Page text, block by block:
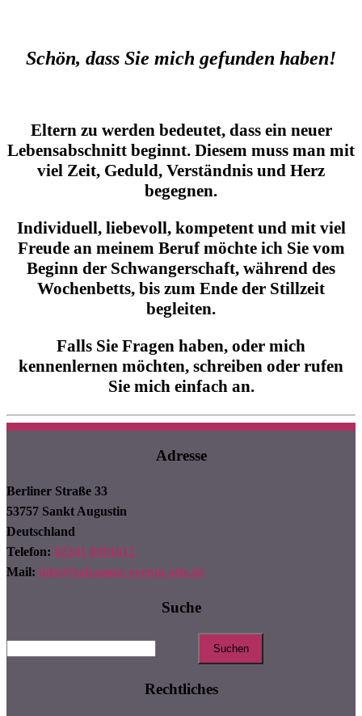
Schön, dass Sie mich gefunden haben!
Eltern zu werden bedeutet, dass ein neuer
Lebensabschnitt beginnt. Diesem muss man mit
viel Zeit, Geduld, Verständnis und Herz
begegnen.
Individuell, liebevoll, kompetent und mit viel
Freude an meinem Beruf möchte ich Sie vom
Beginn der Schwangerschaft, während des
Wochenbetts, bis zum Ende der Stillzeit
begleiten.
Falls Sie Fragen haben, oder mich
kennenlernen möchten, schreiben oder rufen
Sie mich einfach an.
Adresse
Berliner Straße 33
53757 Sankt Augustin
Deutschland
Telefon: 02241 8491612
Mail: info@hebamme-svenja-otte.de
Suche
Suchen
Rechtliches